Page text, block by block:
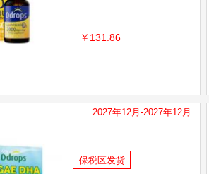
￥131.86
2027年12月-2027年12月
保税区发货